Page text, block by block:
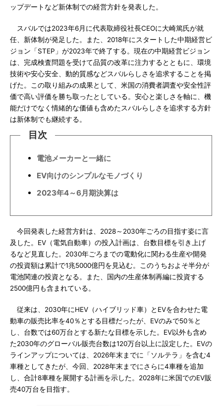
ップデートなど新体制での経営方針を発表した。
スバルでは2023年6月に代表取締役社長CEOに大崎篤氏が就
任、新体制が発足した。また、2018年にスタートした中期経営ビ
ジョン「STEP」が2023年で終了する。現在の中期経営ビジョン
は、完成検査問題を受けて品質の改革に注力するとともに、環境
技術や安心安全、動的質感などスバルらしさを追求することを掲
げた。この取り組みの成果として、米国の消費者調査や安全性評
価で高い評価を勝ち取ったとしている。安心と楽しさを軸に、機
能だけでなく情緒的な価値も含めたスバルらしさを追求する方針
は新体制でも継続する。
目次
電池メーカーと一緒に
EV向けのシンプルなモノづくり
2023年4～6月期決算は
今回発表した経営方針は、2028～2030年ごろの目指す姿に言
及した。EV（電気自動車）の投入計画は、台数目標を引き上げ
るなど見直した。2030年ごろまでの電動化に関わる生産や開発
の投資額は累計で1兆5000億円を見込む。このうちおよそ半分が
電池関連の投資となる。また、国内の生産体制再編に投資する
2500億円も含まれている。
従来は、2030年にHEV（ハイブリッド車）とEVを合わせた電
動車の販売比率を40％とする目標だったが、EVのみで50％と
し、台数では60万台とする新たな目標を示した。EV以外も含め
た2030年のグローバル販売台数は120万台以上に設定した。EVの
ラインアップについては、2026年末までに「ソルテラ」を含む4
車種としてきたが、今回、2028年末までにさらに4車種を追加
し、合計8車種を展開する計画を示した。2028年に米国でのEV販
売40万台を目指す。